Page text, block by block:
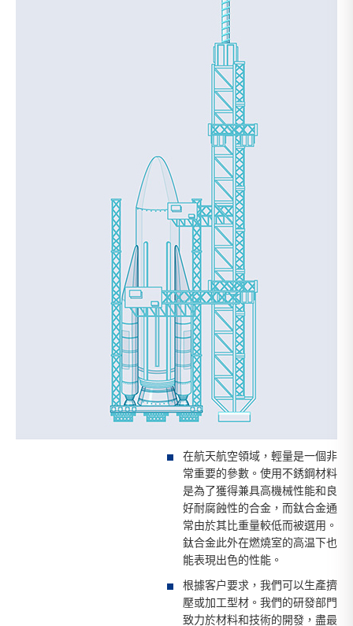
在航天航空領域，輕量是一個非
常重要的參數。使用不銹鋼材料
是為了獲得兼具高機械性能和良
好耐腐蝕性的合金，而鈦合金通
常由於其比重量較低而被選用。
鈦合金此外在燃燒室的高温下也
能表現出色的性能。
根據客户要求，我們可以生產擠
壓或加工型材。我們的研發部門
致力於材料和技術的開發，盡最